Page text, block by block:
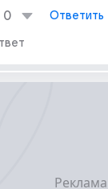
0 Ответить